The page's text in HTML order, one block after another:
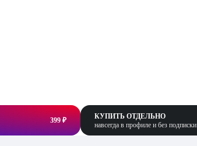
399 ₽
КУПИТЬ ОТДЕЛЬНО
навсегда в профиле и без подписки